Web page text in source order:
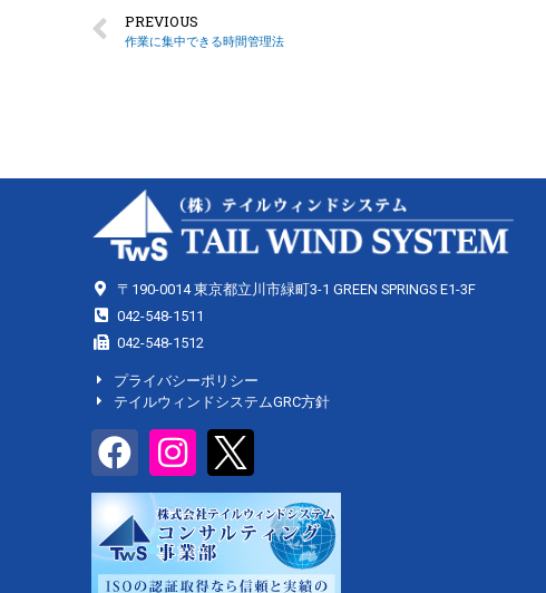
PREVIOUS
作業に集中できる時間管理法
〒190-0014 東京都立川市緑町3-1 GREEN SPRINGS E1-3F
042-548-1511
042-548-1512
プライバシーポリシー
テイルウィンドシステムGRC方針